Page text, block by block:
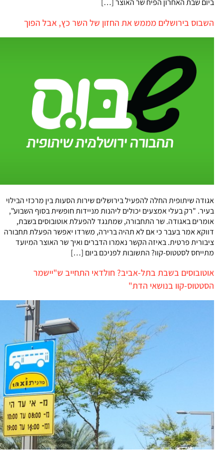
ביום שבת האחרון הפיח שר האוצר […]
השבוס בירושלים מממש את החזון של השר כץ, אבל הפוך
אגודה שיתופית החלה להפעיל בירושלים שירות הסעות בין מרכזי הבילוי
בעיר. "רק בעלי אמצעים יכולים ליהנות מניידות חופשית בסוף השבוע",
אומרים באגודה. שר התחבורה, שמתנגד להפעלת אוטובוסים בשבת,
דווקא אמר בעבר כי אם לא תהיה ברירה, משרדו יאפשר הפעלת תחבורה
ציבורית פרטית. באיזה הקשר נאמרו הדברים ואיך שר האוצר המיועד
מתייחס לסטטוס-קוו? התשובות לפניכם ביום […]
אוטובוסים בשבת בתל-אביב? חולדאי התחייב ש"יישמר
הסטטוס-קוו בנושאי הדת"